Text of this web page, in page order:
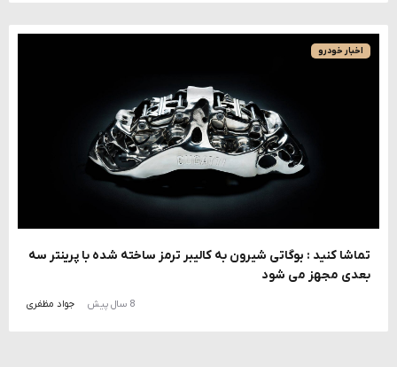
اخبار خودرو
تماشا کنید : بوگاتی شیرون به کالیبر ترمز ساخته شده با پرینتر سه
بعدی مجهز می شود
8 سال پیش جواد مظفری